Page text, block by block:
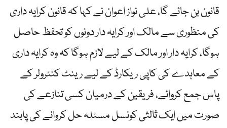
قانون بن جائے گا، علی نواز اعوان نے کہا کہ قانون کرایہ داری
کی منظوری سے مالک اور کرایہ دار دونوں کو تحفظ حاصل
ہوگا، کرایہ دار اور مالک کے لیے لازم ہوگا کہ وہ کرایہ داری
کے معاہدے کی کاپی ریکارڈ کے لیے رینٹ کنٹرولر کے
پاس جمع کروائے، فریقین کے درمیان کسی تنازعے کی
صورت میں ایک ثالثی کونسل مسئلہ حل کروانے کی پابند